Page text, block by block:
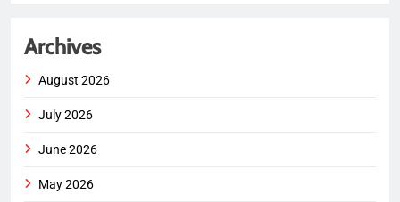
Archives
August 2026
July 2026
June 2026
May 2026